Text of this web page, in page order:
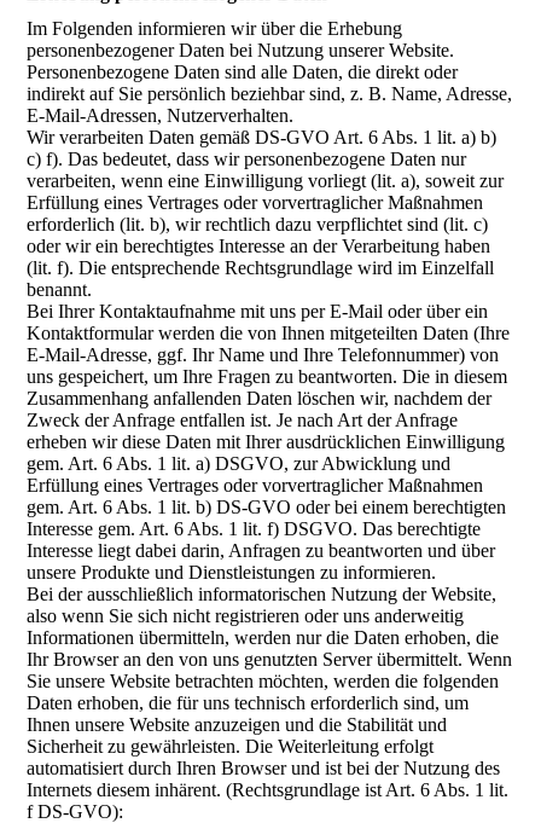
Im Folgenden informieren wir über die Erhebung
personenbezogener Daten bei Nutzung unserer Website.
Personenbezogene Daten sind alle Daten, die direkt oder
indirekt auf Sie persönlich beziehbar sind, z. B. Name, Adresse,
E-Mail-Adressen, Nutzerverhalten.
Wir verarbeiten Daten gemäß DS-GVO Art. 6 Abs. 1 lit. a) b)
c) f). Das bedeutet, dass wir personenbezogene Daten nur
verarbeiten, wenn eine Einwilligung vorliegt (lit. a), soweit zur
Erfüllung eines Vertrages oder vorvertraglicher Maßnahmen
erforderlich (lit. b), wir rechtlich dazu verpflichtet sind (lit. c)
oder wir ein berechtigtes Interesse an der Verarbeitung haben
(lit. f). Die entsprechende Rechtsgrundlage wird im Einzelfall
benannt.
Bei Ihrer Kontaktaufnahme mit uns per E-Mail oder über ein
Kontaktformular werden die von Ihnen mitgeteilten Daten (Ihre
E-Mail-Adresse, ggf. Ihr Name und Ihre Telefonnummer) von
uns gespeichert, um Ihre Fragen zu beantworten. Die in diesem
Zusammenhang anfallenden Daten löschen wir, nachdem der
Zweck der Anfrage entfallen ist. Je nach Art der Anfrage
erheben wir diese Daten mit Ihrer ausdrücklichen Einwilligung
gem. Art. 6 Abs. 1 lit. a) DSGVO, zur Abwicklung und
Erfüllung eines Vertrages oder vorvertraglicher Maßnahmen
gem. Art. 6 Abs. 1 lit. b) DS-GVO oder bei einem berechtigten
Interesse gem. Art. 6 Abs. 1 lit. f) DSGVO. Das berechtigte
Interesse liegt dabei darin, Anfragen zu beantworten und über
unsere Produkte und Dienstleistungen zu informieren.
Bei der ausschließlich informatorischen Nutzung der Website,
also wenn Sie sich nicht registrieren oder uns anderweitig
Informationen übermitteln, werden nur die Daten erhoben, die
Ihr Browser an den von uns genutzten Server übermittelt. Wenn
Sie unsere Website betrachten möchten, werden die folgenden
Daten erhoben, die für uns technisch erforderlich sind, um
Ihnen unsere Website anzuzeigen und die Stabilität und
Sicherheit zu gewährleisten. Die Weiterleitung erfolgt
automatisiert durch Ihren Browser und ist bei der Nutzung des
Internets diesem inhärent. (Rechtsgrundlage ist Art. 6 Abs. 1 lit.
f DS-GVO):